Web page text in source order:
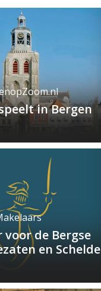
in Bergen
voor de Bergse
en Schelde